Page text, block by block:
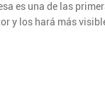
es una de las
y los hará más